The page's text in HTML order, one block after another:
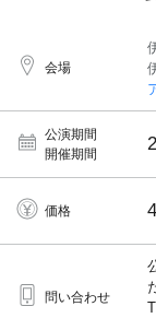
会場
公演期間
開催期間
価格
問い合わせ